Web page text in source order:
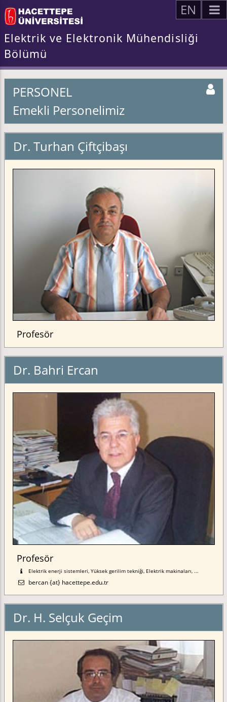
EN
Elektrik ve Elektronik Mühendisliği
Bölümü
PERSONEL
Emekli Personelimiz
Dr. Turhan Çiftçibaşı
Profesör
Dr. Bahri Ercan
Profesör
Elektrik enerji sistemleri, Yüksek gerilim tekniği, Elektrik makinaları, ...
bercan {at} hacettepe.edu.tr
Dr. H. Selçuk Geçim